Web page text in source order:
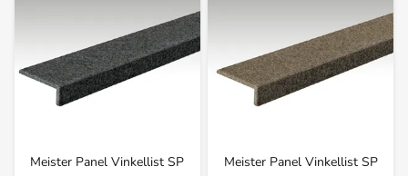
Meister Panel Vinkellist SP
Meister Panel Vinkellist SP